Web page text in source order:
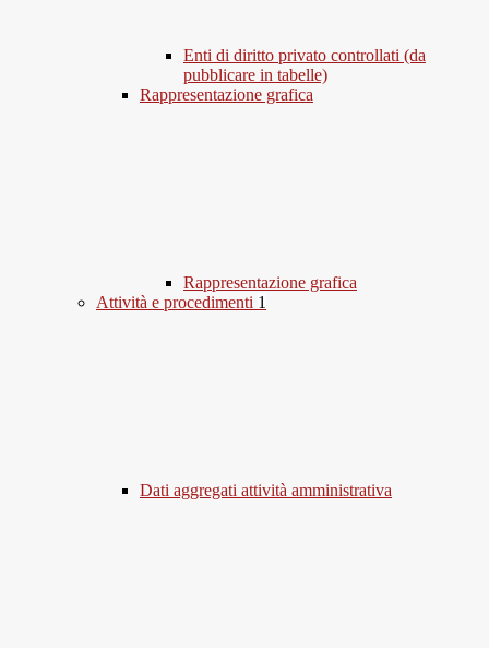
Enti di diritto privato controllati (da
pubblicare in tabelle)
Rappresentazione grafica
Rappresentazione grafica
Attività e procedimenti 1
Dati aggregati attività amministrativa